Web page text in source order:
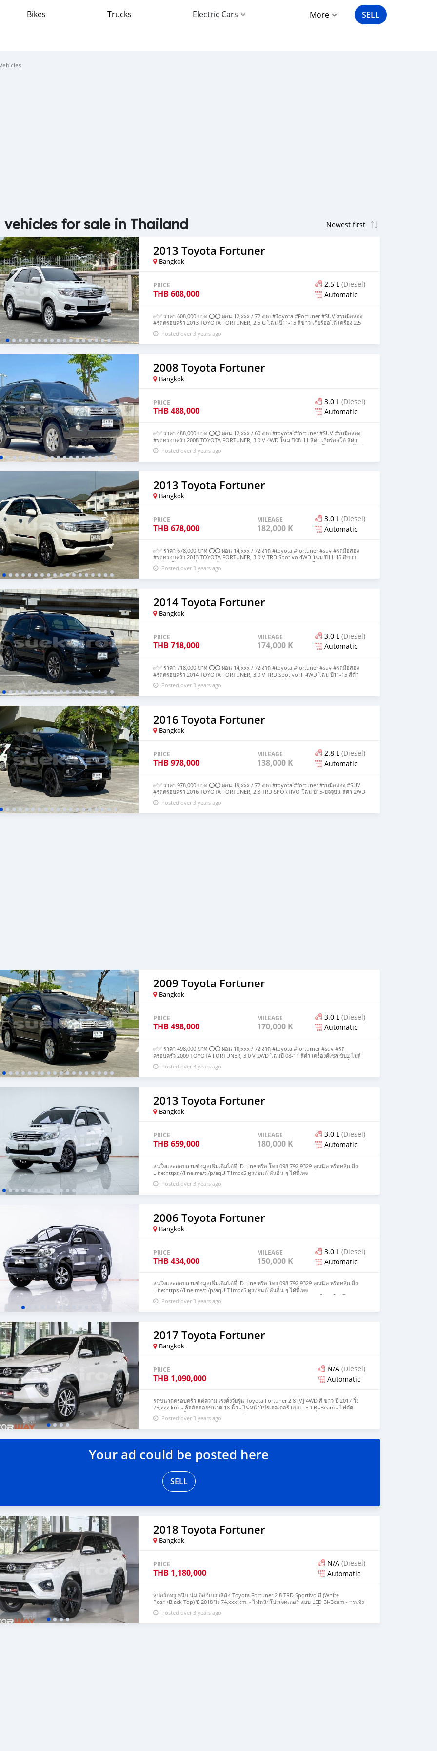
Bikes Trucks Electric Cars More SELL
vehicles for sale in Thailand
2013 Toyota Fortuner
Bangkok
PRICE
THB 608,000
2.5 L (Diesel)
Automatic
✅✅ ราคา 608,000 บาท ⭕️⭕️ ผ่อน 12,xxx / 72 งวด #Toyota #Fortuner #SUV #รถมือสอง
#รถครอบครัว 2013 TOYOTA FORTUNER, 2.5 G โฉม ปี11-15 สีขาว เกียร์ออโต้ เครื่อง 2.5
ดีเซล ไมล์188,xxx km. Airbag ABS วิทยุ CD MP3 AUX เบาะหนังไฟฟ้าคนขับ พวงมาลัยมัลติ
ฟังก์ชั่น แอร์เย็นฉ่ำ เครื่องเกียร์ดีช่วงล่างเงียบ รถสวยสภาพสมบูรณ์พร้อมใช้งาน - ซื้อสดไม่
บวกvat 7%
Posted over 3 years ago
2008 Toyota Fortuner
Bangkok
PRICE
THB 488,000
3.0 L (Diesel)
Automatic
✅️✅️ ราคา 488,000 บาท ⭕️⭕️ ผ่อน 12,xxx / 60 งวด #toyota #fortuner #SUV #รถมือสอง
#รถครอบครัว 2008 TOYOTA FORTUNER, 3.0 V 4WD โฉม ปี08-11 สีดำ เกียร์ออโต้ สีดำ
เครื่องดีเซล เกียร์ออโต้ขับ4 Airbag ABS จอวิทยุทัชสกรีน Android แอร์อัตโนมัติดิจิตอล ไมล์
188,xxx km. เบาะหนังปรับไฟฟ้าคนขับ เซ็นทรัลล็อค พวงมาลัยมัลติฟังก์ชั่น Cruise control
รถสวยสภาพดีพร้อมใช้งานได้ทันทีครับ - ซื้อสดไม่บวกvat 7%
Posted over 3 years ago
2013 Toyota Fortuner
Bangkok
PRICE
THB 678,000
MILEAGE
182,000 KM
3.0 L (Diesel)
Automatic
✅✅ ราคา 678,000 บาท ⭕️⭕️ ผ่อน 14,xxx / 72 งวด #toyota #fortuner #suv #รถมือสอง
#รถครอบครัว 2013 TOYOTA FORTUNER, 3.0 V TRD Spotivo 4WD โฉม ปี11-15 สีขาว
เกียร์ออโต้ขับ4 เครื่องดีเซล ไมล์182,xxx km. พวงมาลัยมัลติ/ครูซคอนโทรล กล้องหลัง/Navi
เบาะหนังปรับไฟฟ้า ภายในดำ ชุดแต่งTRDแท้จากโรงงาน เครดิตดีฟรีดาวน์ - ซื้อสดไม่บวกvat
7%
Posted over 3 years ago
2014 Toyota Fortuner
Bangkok
PRICE
THB 718,000
MILEAGE
174,000 KM
3.0 L (Diesel)
Automatic
✅✅ ราคา 718,000 บาท ⭕️⭕️ ผ่อน 14,xxx / 72 งวด #toyota #fortuner #suv #รถมือสอง
#รถครอบครัว 2014 TOYOTA FORTUNER, 3.0 V TRD Spotivo lll 4WD โฉม ปี11-15 สีดำ
เกียร์ออโต้ ขับ4 เครื่องดีเซล 3.0 ตัวTOP สุด ตัวถังสวยมาก ไม่เคยมีอุบัติเหตุ ไมล์174,xxx km.
พวงมาลัยมัลติ จอเพดานALPINE จอทัชสกรีน,กล้องหลัง,Navi,บลูทูธ เบาะหนังปรับไฟฟ้า ภาย
ในเคฟล่าสภาพดี ชุดแต่งTRDแท้จากโรงงาน ตัวจริงสวยกว่าในรูป
Posted over 3 years ago
2016 Toyota Fortuner
Bangkok
PRICE
THB 978,000
MILEAGE
138,000 KM
2.8 L (Diesel)
Automatic
✅✅ ราคา 978,000 บาท ⭕️⭕️ ผ่อน 19,xxx / 72 งวด #toyota #fortuner #รถมือสอง #SUV
#รถครอบครัว 2016 TOYOTA FORTUNER, 2.8 TRD SPORTIVO โฉม ปี15-ปัจจุบัน สีดำ 2WD
ไมล์ 138,xxx km. รถมือเดียวป้ายแดง Airbag ABS วิทยุจอทัชสกรีน Bluetooth Navigator
เบาะหนังแดงดำไฟฟ้าคนขับ ฝาท้ายไฟฟ้า ชุดเครื่องเสียงJBL ปุ่ม Push start พ.มัลติฟังก์ชั่น
Cruise Control Paddle Shift รับประกันตัวถังเดิมๆแน่นอน 100% - ซื้อสดไม่บวกvat 7%
Posted over 3 years ago
2009 Toyota Fortuner
Bangkok
PRICE
THB 498,000
MILEAGE
170,000 KM
3.0 L (Diesel)
Automatic
✅✅ ราคา 498,000 บาท ⭕️⭕️ ผ่อน 10,xxx / 72 งวด #toyota #forturner #suv #รถ
ครอบครัว 2009 TOYOTA FORTUNER, 3.0 V 2WD โฉมปี 08-11 สีดำ เครื่องดีเซล ขับ2 ไมล์
17x,xxx km AIRBAG/ABS วิทยุทัชสกรีนแอนดรอย,บลูทูธ,youtube พวงมาลัยมัลติฟังชั่น/ครูซ
คอนโทรล เบาะหนังแท้ปรับไฟฟ้าคนขับ จอเพาน แอร์ออโต้ ภายในสวย เครื่องเกียร์ ช่วงล่างดี
เยี่ยม - ซื้อสดไม่บวกvat 7%
Posted over 3 years ago
2013 Toyota Fortuner
Bangkok
PRICE
THB 659,000
MILEAGE
180,000 KM
3.0 L (Diesel)
Automatic
สนใจและสอบถามข้อมูลเพิ่มเติมได้ที่ ID Line หรือ โทร 098 792 9329 คุณนิค หรือคลิก ลิ้ง
Line:https://line.me/ti/p/aqUlT1mpc5 ดูรถยนต์ คันอื่น ๆ ได้ที่เพจ
ร้าน:https://www.facebook.com/pagentcar รหัสรถ 5M90 สาขา 5 มหาชัย 2013 TOYOTA
FORTUNER 3.0TRD 4WD ผ่อน 6,472 บาท 12เดือนแรก 🔥 จอง 199 บาท ส่งบัตรประชาชน รู้
ผลพิจารณาภายใน 30 นาที 🔥 ดอกเบี้ย 1.69% ตลอดอายุสัญญา 🔥 ราคา 659,000 บาท จัดได้
คุณภาพ ไม่พอใจยินดีคืนเงินภายใน 14 วันที่เดียวในประเทศไทย ราคา 659,000 บ. ผ่อนเพียง
12,943 บ. Brand. : TOYOTA Year. : 2013 Model. : FORTUNER Grade. : 3.0TRD 4WD
Engine. : 3000 Type. : ดีเซล Gearbox. : A/T Color. :ขาว Mileage. : 184,xxx km. (ซื้อสด
ราคานี้ยังไม่รวมค่าดำเนินการ 10,000 บ.) 🚩 Price. 659,000 บาท ยอดจัด : 669,000 บาท เงิน
ผ่อน60 = 14,718 บาท ผ่อน72 = 13,195 บาท ผ่อน84 = 12,943 บาท เงื่อนไขเป็นไปตามที่
ไฟแนนซ์กำหนด** คุณลูกค้าสามารถเลือกโปรโมชั่นได้ 1 โปรโมชั่น 🔥เงื่อนไข โปรโมชั่น
ผ่อนคนละครึ่ง -เพียงเพิ่มราคา 35,000฿ (สามารถรวมในยอดจัดได้) -ยอดจัดไม่เกิน 800,000฿
ตามที่ไฟแนนซ์กำหนด* #PAGENTCARศูนย์รวมรถยนต์คุณภาพมือสอง #รถบ้านมือสองฟรี
ดาวน์ผ่อนถูก #รถมือสองป้ายแดง #รถฟรีดาวน์ #ขายรถยนต์มือสอง #ติดแบล็คลิสออกรถได้
#ติดเครดิตบูโรออกรถได้ #ซื้อขายรถยนต์มือสอง #2013TOYOTAFORTUNER30TRD4WD
#TOYOTA #FORTUNER #30TRD #4WD #ขายรถโตโยต้าฟอร์จูนเนอร์ปี2013มือสอง #โตโย
Posted over 3 years ago
2006 Toyota Fortuner
Bangkok
PRICE
THB 434,000
MILEAGE
150,000 KM
3.0 L (Diesel)
Automatic
สนใจและสอบถามข้อมูลเพิ่มเติมได้ที่ ID Line หรือ โทร 098 792 9329 คุณนิค หรือคลิก ลิ้ง
Line:https://line.me/ti/p/aqUlT1mpc5 ดูรถยนต์ คันอื่น ๆ ได้ที่เพจ
ร้าน:https://www.facebook.com/pagentcar รหัสรถ 3Z16 สาขา 3 บางใหญ่ (ใกล้โลตัส
บางใหญ่) 2006 TOYOTA FORTUNER 3.0 V 4WD ผ่อน 4,754 บาท 12 เดือนแรก 🔥 จอง 199
บาท ส่งบัตรประชาชน รู้ผลพิจารณาภายใน 30 นาที 🔥 ราคา​ 434,000 จัดได้ 400,000​ บาท
รับประกันคุณภาพ ไม่พอใจยินดีคืนเงินภายใน 14 วัน ที่เดียวในประเทศ ราคา 434,000 บ. ผ่อน
เพียง 9,507 บ. Brand : TOYOTA Year : 2006 Model : FORTUNER Grade : 3.0 V / 4WD
Engine : 3000 CC. Type : ดีเซล Gearbox : A/T Color : เทา Mileage : 150,xxx km. (ซื้อสด
ราคานี้ยังไม่รวมค่าดำเนินการ 10,000 บ.) 🎗 Price 434,000 บาท ยอดจัด : 444,000 บาท เงิน
0 บาท ผ่อน 60 = 11,344 บาท ผ่อน 72 = 10,340 บาท ผ่อน 84 = 9,507 บาท *เงื่อนไขเป็นไป
ตามที่ไฟแนนซ์กำหนด 🔥 เงื่อนไข โปรโมชั่น ผ่อนคนละครึ่ง - เพียงเพิ่มราคา 25,000฿
(สามารถรวมในยอดจัดได้) -ยอดจัดไม่เกิน 800,000฿ #PAGENTCARศูนย์รวมรถยนต์คุณภาพ
#2006TOYOTAFORTUNER30V4WD #TOYOTA #FORTUNER #30V #4WD #ขายรถโตโย
ต้าฟอร์จูนเนอร์ปี2006มือสอง #โตโยต้าฟอร์จูนเนอร์ #ฟอร์จูนเนอร์ #รถครอบครัว7ที่นั่ง #รถ
เอสยูวี #รถอเนกประสงค์ #SUV #MPV #PPV
Posted over 3 years ago
2017 Toyota Fortuner
Bangkok
PRICE
THB 1,090,000
N/A (Diesel)
Automatic
รถขนาดครอบครัว แต่ความแรงดั่งวัยรุ่น Toyota Fortuner 2.8 [V] 4WD สี ขาว ปี 2017 วิ่ง
75,xxx km. - ล้ออัลลอยขนาด 18 นิ้ว - ไฟหน้าโปรเจคเตอร์ แบบ LED Bi-Beam - ไฟตัด
หมอกคู่หน้า เป็นแบบ LED - ระบบขับเคลื่อน 4 ล้อ Part-time 4WD - เครื่องเสียงแบบหน้าจอ
สัมผัส Touchscreen ขนาด 7 นิ้ว - ฝาท้ายเปิด-ปิดด้วยระบบไฟฟ้า ป้องกันการหนีบ - เครื่อง
เสียง วิทยุ AM/FM CD MP3 1 แผ่น - พวงมาลัยปรับ 4 ทิศทาง (ขึ้น-ลง-เข้า-ออก) - มาตรวัด
- ระบบกุญแจอัจฉริยะ Smart Keyless Entry - ระบบ Auto Start / Stop (idling stop) - ระบบ
ควบคุมความเร็วอัตโนมัติ Cruise Control - ระบบป้องกันการลื่นไถลแบบ Active A-TRC -
ระบบช่วยขณะลงทางลาดชัน เครื่องยนต์ดีเซล รหัส 1GD-FTV ขนาด 2.8 ลิตร 2,755 ซีซี กำลัง
สูงสุด 177 แรงม้า ที่ 3,400 รอบ/นาที แรงบิดสูงสุด 450 นิวตันเมตร ที่ 1,400 – 2,600 รอบ/นาที
Posted over 3 years ago
Your ad could be posted here
SELL
2018 Toyota Fortuner
Bangkok
PRICE
THB 1,180,000
N/A (Diesel)
Automatic
สปอร์ตหรู หนึบ นุ่ม ดิสก์เบรกสี่ล้อ Toyota Fortuner 2.8 TRD Sportivo สี (White
Pearl+Black Top) ปี 2018 วิ่ง 74,xxx km. - ไฟหน้าโปรเจคเตอร์ แบบ LED Bi-Beam - กระจัง
หน้า สีรมดำ Dark Chrome - Wrapping Film สีดำ Matt Black Top ติดตั้งบนหลังคา - ล้อ
อัลลอย 20 นิ้ว ลาย 6 ก้าน สีรมดำ TRD Sportivo - คอยล์สปริง และ ช็อคอัพ เซ็ตอัพใหม่จาก
TRD Sportivo - ชุดเครื่องเสียง Premium Audio หน้าจอระบบสัมผัส - ระบบนำทาง
Posted over 3 years ago